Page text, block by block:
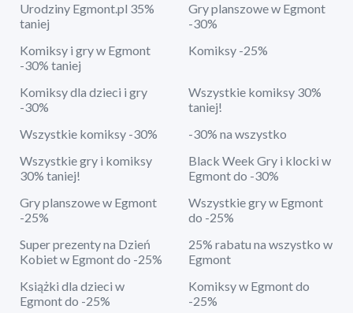
Urodziny Egmont.pl 35%
taniej
Gry planszowe w Egmont
-30%
Komiksy i gry w Egmont
-30% taniej
Komiksy -25%
Komiksy dla dzieci i gry
-30%
Wszystkie komiksy 30%
taniej!
Wszystkie komiksy -30%
-30% na wszystko
Wszystkie gry i komiksy
30% taniej!
Black Week Gry i klocki w
Egmont do -30%
Gry planszowe w Egmont
-25%
Wszystkie gry w Egmont
do -25%
Super prezenty na Dzień
Kobiet w Egmont do -25%
25% rabatu na wszystko w
Egmont
Książki dla dzieci w
Egmont do -25%
Komiksy w Egmont do
-25%